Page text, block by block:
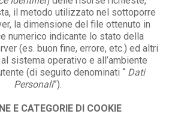
il metodo utilizzato nel sottoporre
la dimensione del file ottenuto in
numerico indicante lo stato della
(es. buon fine, errore, etc.) ed altri
sistema operativo e all’ambiente
(di seguito denominati “ Dati
Personali”).
E CATEGORIE DI COOKIE